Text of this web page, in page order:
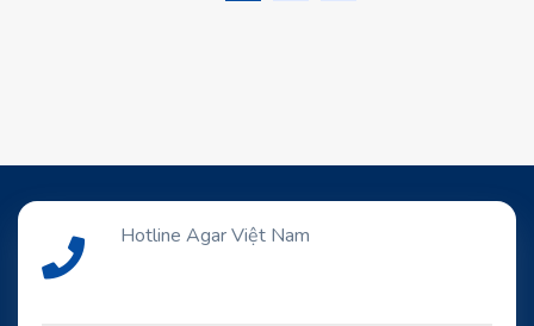
Hotline Agar Việt Nam